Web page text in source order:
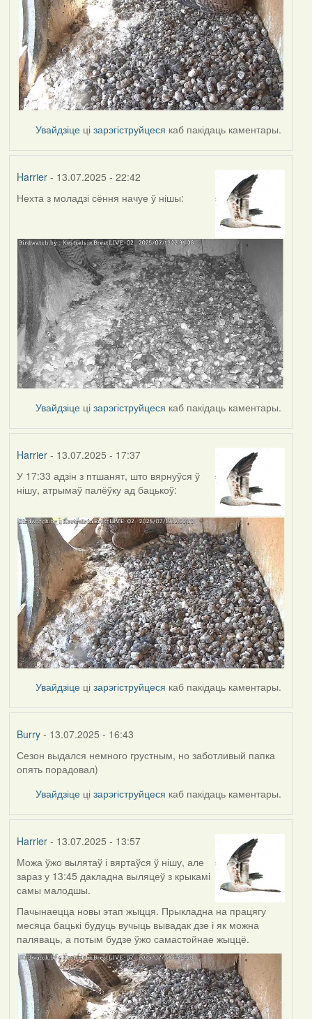
Увайдзіце цізарэгіструйцеся каб пакідаць каментары.
Harrier- 13.07.2025 - 22:42
Нехта з моладзі сёння начуе ў нішы:
Увайдзіце цізарэгіструйцеся каб пакідаць каментары.
Harrier- 13.07.2025 - 17:37
У 17:33 адзін з птшанят, што вярнуўся ў
нішу, атрымаў палёўку ад бацькоў:
Увайдзіце цізарэгіструйцеся каб пакідаць каментары.
Burry- 13.07.2025 - 16:43
Сезон выдался немного грустным, но заботливый папка
опять порадовал)
Увайдзіце цізарэгіструйцеся каб пакідаць каментары.
Harrier- 13.07.2025 - 13:57
Можа ўжо вылятаў і вяртаўся ў нішу, але
зараз у 13:45 дакладна выляцеў з крыкамі
самы малодшы.
Пачынаецца новы этап жыцця. Прыкладна на працягу
месяца бацькі будуць вучыць вывадак дзе і як можна
паляваць, а потым будзе ўжо самастойнае жыццё.